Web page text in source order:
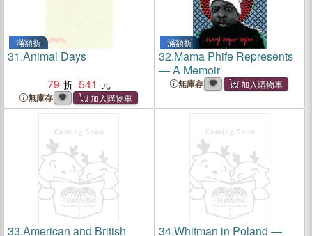
滿額折
31.Animal Days
79
541
無庫存
滿額折
32.Mama Phife Represents
― A Memoir
無庫存
33.American and British
34.Whitman in Poland ―